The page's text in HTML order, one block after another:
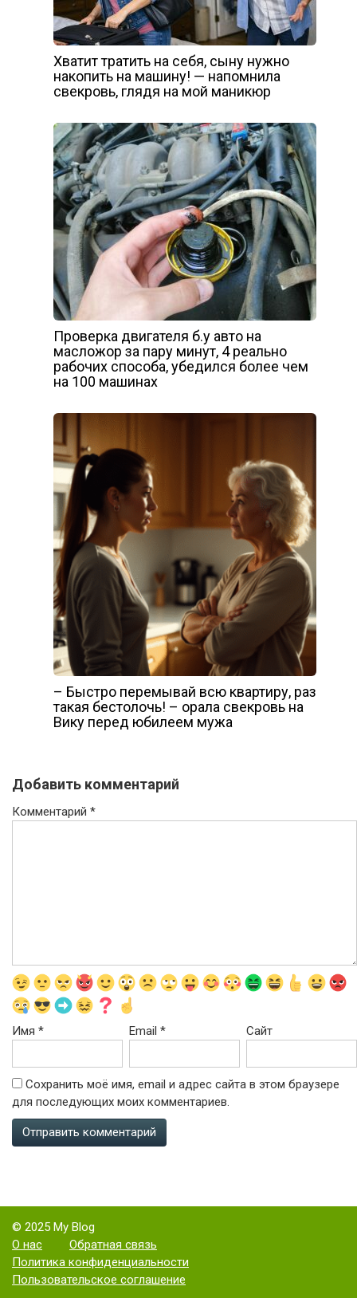
Хватит тратить на себя, сыну нужно
накопить на машину! — напомнила
свекровь, глядя на мой маникюр
Проверка двигателя б.у авто на
масложор за пару минут, 4 реально
рабочих способа, убедился более чем
на 100 машинах
– Быстро перемывай всю квартиру, раз
такая бестолочь! – орала свекровь на
Вику перед юбилеем мужа
Добавить комментарий
Комментарий *
Имя * Email* Сайт
Сохранить моё имя, email и адрес сайта в этом браузере
для последующих моих комментариев.
© 2025 My Blog
О нас
Обратная связь
Политика конфиденциальности
Пользовательское соглашение